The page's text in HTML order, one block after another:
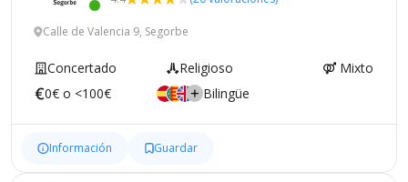
Calle de Valencia 9, Segorbe
Concertado Religioso
Mixto
0€ o <100€
Bilingüe
Información Guardar